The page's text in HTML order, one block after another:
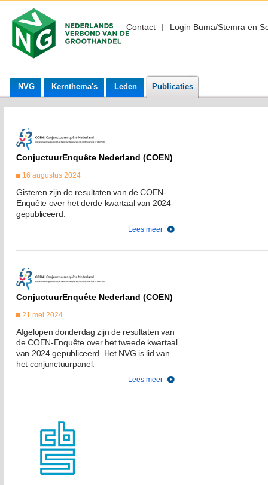
Contact Login Buma/Stemra en
NVG Kernthema's Leden Publicaties
ConjuctuurEnquête Nederland (COEN)
16 augustus 2024
Gisteren zijn de resultaten van de COEN-
Enquête over het derde kwartaal van 2024
gepubliceerd.
Lees meer
ConjuctuurEnquête Nederland (COEN)
21 mei 2024
Afgelopen donderdag zijn de resultaten van
de COEN-Enquête over het tweede kwartaal
van 2024 gepubliceerd. Het NVG is lid van
het conjunctuurpanel.
Lees meer